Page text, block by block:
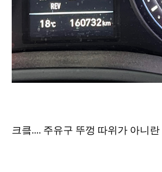
크킄.... 주유구 뚜껑 따위가 아니란